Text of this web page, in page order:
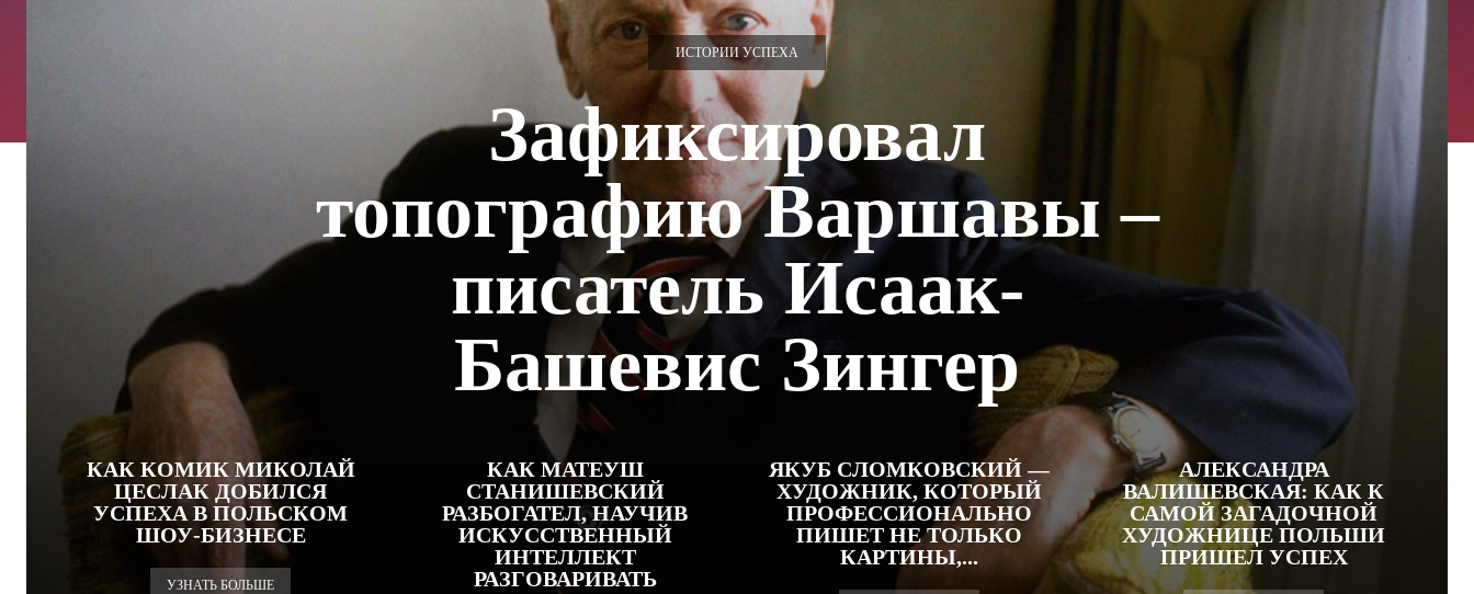
ИСТОРИИ УСПЕХА
Зафиксировал
топографию Варшавы –
писатель Исаак-
Башевис Зингер
КАК КОМИК МИКОЛАЙ
ЦЕСЛАК ДОБИЛСЯ
УСПЕХА В ПОЛЬСКОМ
ШОУ-БИЗНЕСЕ
УЗНАТЬ БОЛЬШЕ
КАК МАТЕУШ
СТАНИШЕВСКИЙ
РАЗБОГАТЕЛ, НАУЧИВ
ИСКУССТВЕННЫЙ
ИНТЕЛЛЕКТ
РАЗГОВАРИВАТЬ
ЯКУБ СЛОМКОВСКИЙ —
ХУДОЖНИК, КОТОРЫЙ
ПРОФЕССИОНАЛЬНО
ПИШЕТ НЕ ТОЛЬКО
КАРТИНЫ,...
АЛЕКСАНДРА
ВАЛИШЕВСКАЯ: КАК К
САМОЙ ЗАГАДОЧНОЙ
ХУДОЖНИЦЕ ПОЛЬШИ
ПРИШЕЛ УСПЕХ